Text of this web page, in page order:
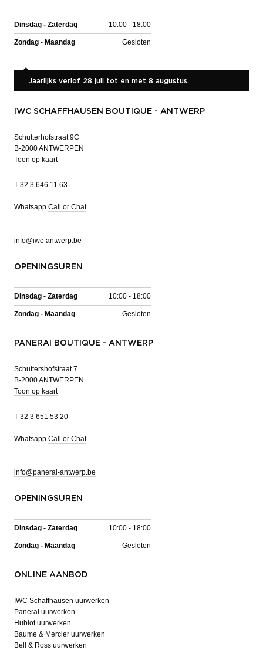
Dinsdag - Zaterdag 10:00 - 18:00
Zondag - Maandag Gesloten
Jaarlijks verlof 28 juli tot en met 8 augustus.
IWC SCHAFFHAUSEN BOUTIQUE - ANTWERP
Schutterhofstraat 9C
B-2000 ANTWERPEN
Toon op kaart
T 32 3 646 11 63
Whatsapp Call or Chat
info@iwc-antwerp.be
OPENINGSUREN
Dinsdag - Zaterdag 10:00 - 18:00
Zondag - Maandag Gesloten
PANERAI BOUTIQUE - ANTWERP
Schuttershofstraat 7
B-2000 ANTWERPEN
Toon op kaart
T 32 3 651 53 20
Whatsapp Call or Chat
info@panerai-antwerp.be
OPENINGSUREN
Dinsdag - Zaterdag 10:00 - 18:00
Zondag - Maandag Gesloten
ONLINE AANBOD
IWC Schaffhausen uurwerken
Panerai uurwerken
Hublot uurwerken
Baume & Mercier uurwerken
Bell & Ross uurwerken